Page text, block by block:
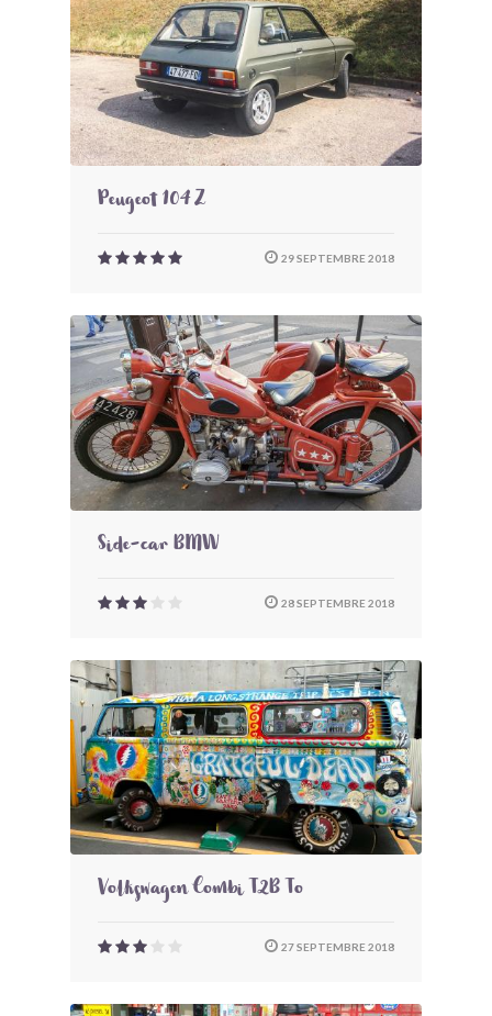
Peugeot 104 Z
29 SEPTEMBRE 2018
Side-car BMW
28 SEPTEMBRE 2018
Volkswagen Combi T2B To
27 SEPTEMBRE 2018